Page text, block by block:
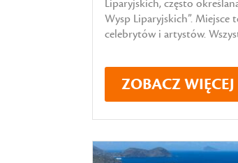
Liparyjskich, często
Wysp Liparyjskich”. Miejsce
celebrytów i artystów.
ZOBACZ WIĘCEJ